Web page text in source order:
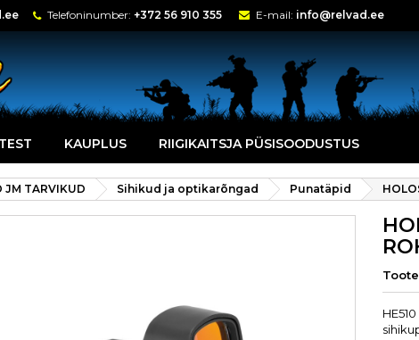
Telefoninumber: +372 56 910 355 E-mail: info@relvad.ee
KAUPLUS RIIGIKAITSJA PÜSISOODUSTUS
JM TARVIKUD Sihikud ja optikarõngad Punatäpid